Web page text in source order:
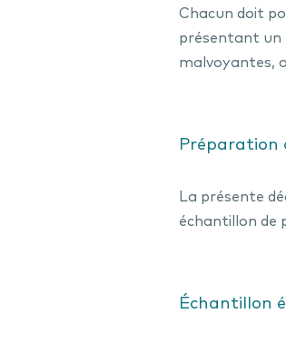
Chacun doit
présentant un
malvoyantes,
Préparation
La présente
échantillon de
Échantillon